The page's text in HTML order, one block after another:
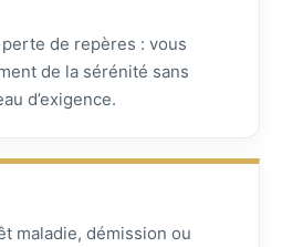
de repères : vous
de la sérénité sans
d’exigence.
maladie, démission ou